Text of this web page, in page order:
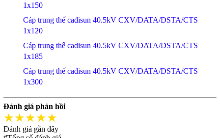
1x150
Cáp trung thế cadisun 40.5kV CXV/DATA/DSTA/CTS
1x120
Cáp trung thế cadisun 40.5kV CXV/DATA/DSTA/CTS
1x185
Cáp trung thế cadisun 40.5kV CXV/DATA/DSTA/CTS
1x300
Đánh giá phản hồi
★★★★★
Đánh giá gần đây